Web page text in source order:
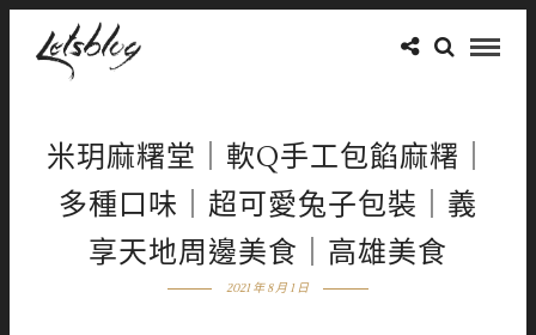
米玥麻糬堂｜軟Q手工包餡麻糬｜
多種口味｜超可愛兔子包裝｜義
享天地周邊美食｜高雄美食
2021 年 8 月 1 日